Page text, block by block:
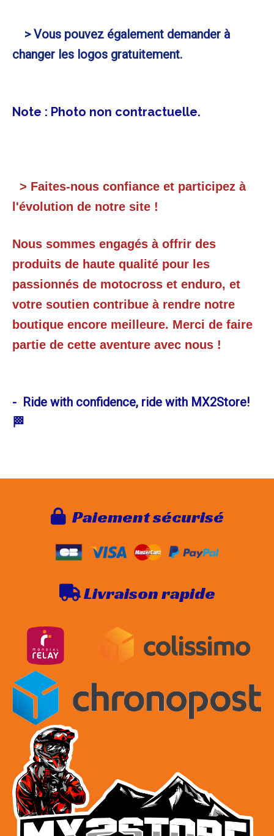
> Vous pouvez également demander à
changer les logos gratuitement.
Note : Photo non contractuelle.
> Faites-nous confiance et participez à
l'évolution de notre site !
Nous sommes engagés à offrir des
produits de haute qualité pour les
passionnés de motocross et enduro, et
votre soutien contribue à rendre notre
boutique encore meilleure. Merci de faire
partie de cette aventure avec nous !
- Ride with confidence, ride with MX2Store!
🏁
Paiement sécurisé
Livraison rapide